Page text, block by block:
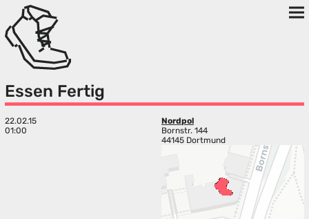
Essen Fertig
22.02.15
01:00
Nordpol
Bornstr. 144
44145 Dortmund